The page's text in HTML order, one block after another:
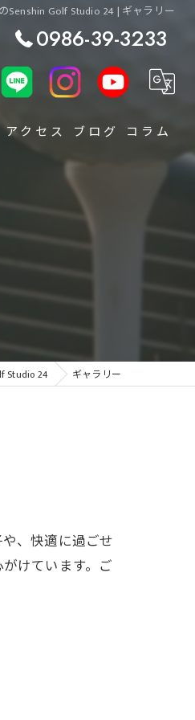
Golf Studio 24 | ギャラリー
0986-39-3233
アクセス ブログ コラム
Studio 24 ギャラリー
、快適に過ごせ
けています。ご